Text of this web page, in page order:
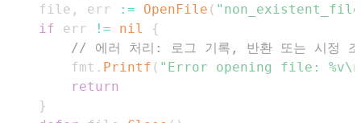
    file
, err := OpenFile (
if err != nil
{
// 에러 처리: 로그 기록, 반환 또는 시정 조
        fmt
. Printf ( "Error opening file:
return
}